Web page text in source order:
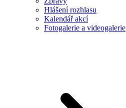
Hlášení rozhlasu
Kalendář akcí
Fotogalerie a videogalerie